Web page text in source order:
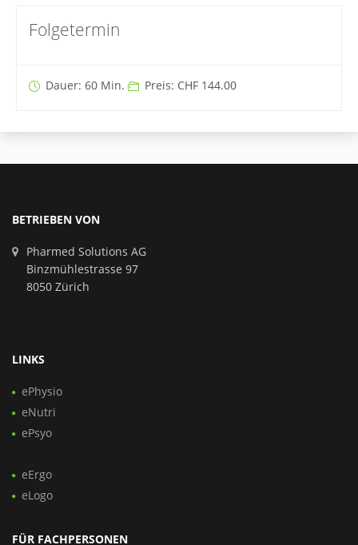
Folgetermin
Dauer: 60 Min. Preis: CHF 144.00
BETRIEBEN VON
Pharmed Solutions AG
Binzmühlestrasse 97
8050 Zürich
LINKS
ePhysio
eNutri
ePsyo
eErgo
eLogo
FÜR FACHPERSONEN